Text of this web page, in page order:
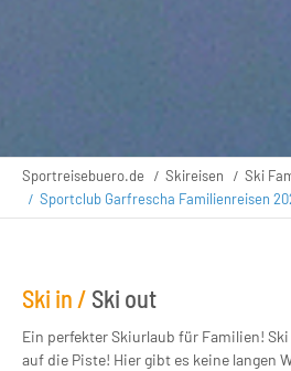
Sportreisebuero.de Skireisen
Ski
Sportclub Garfrescha Familienreisen
Ski in / Ski out
Ein perfekter Skiurlaub für Familien!
auf die Piste! Hier gibt es keine langen